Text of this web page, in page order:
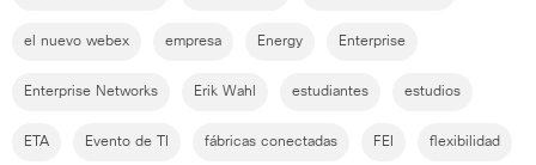
el nuevo webex empresa Energy Enterprise
Enterprise Networks Erik Wahl estudiantes estudios
ETA Evento de TI fábricas conectadas FEI flexibilidad